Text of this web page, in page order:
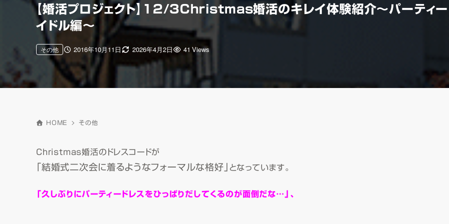
【婚活プロジェクト】12/3Christmas婚活のキレイ体験紹介～パーティ
イドル編～
2016年10月11日 2026年4月2日
その他 41 Views
HOME その他
Christmas婚活のドレスコードが
「結婚式二次会に着るようなフォーマルな格好」 となっています。
「久しぶりにパーティードレスをひっぱりだしてくるのが面倒だな…」、